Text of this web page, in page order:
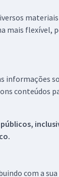
flexível,
informações
conteúdos
com a